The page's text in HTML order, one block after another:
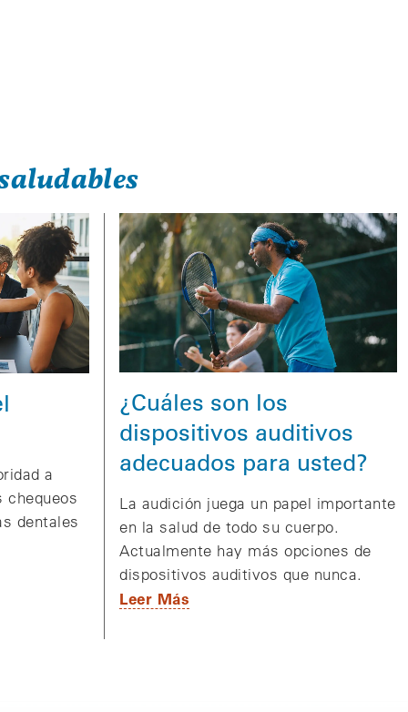
a
chequeos
dentales
¿Cuáles son los
dispositivos auditivos
adecuados para usted?
La audición juega un papel importante
en la salud de todo su cuerpo.
Actualmente hay más opciones de
dispositivos auditivos que nunca.
Leer Más